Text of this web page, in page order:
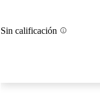
Sin calificación